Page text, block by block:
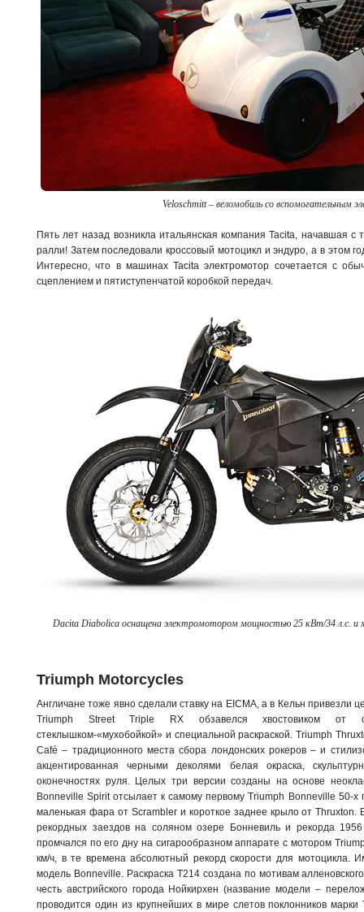
Veloschmitt – веломобиль со вспомогательным
Пять лет назад возникла итальянская компания Tacita, начавшая с
ралли! Затем последовали кроссовый мотоцикл и эндуро, а в этом
Интересно, что в машинах Tacita электромотор сочетается с
сцеплением и пятиступенчатой коробкой передач.
Dacita Diabolica оснащена электромотором мощностью 25 кВт/34 л.с. и
Triumph Motorcycles
Англичане тоже явно сделали ставку на EICMA, а в Кельн привезли
Triumph Street Triple RX обзавелся хвостовиком от
стеклышком-«мухобойкой» и специальной раскраской. Triumph
Café – традиционного места сбора лондонских рокеров – и
акцентированная черными деколями белая окраска,
оконечностях руля. Целых три версии созданы на основе
Bonneville Spirit отсылает к самому первому Triumph Bonneville 50-x
маленькая фара от Scrambler и короткое заднее крыло от Thruxton.
рекордных заездов на соляном озере Бонневиль и рекорда
промчался по его дну на сигарообразном аппарате с мотором
км/ч, в те времена абсолютный рекорд скорости для мотоцикла.
модель Bonneville. Раскраска Т214 создана по мотивам
честь австрийского города Нойкирхен (название модели –
проводится один из крупнейших в мире слетов поклонников